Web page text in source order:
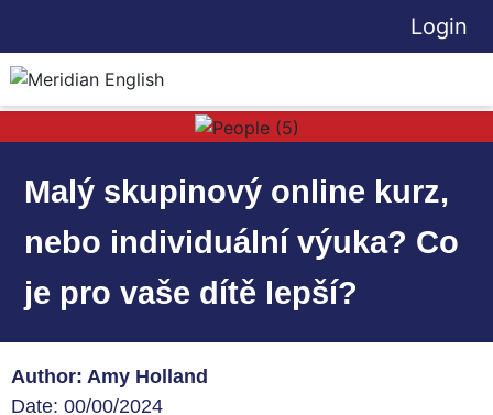
Login
Malý skupinový online kurz,
nebo individuální výuka? Co
je pro vaše dítě lepší?
Author: Amy Holland
Date: 00/00/2024